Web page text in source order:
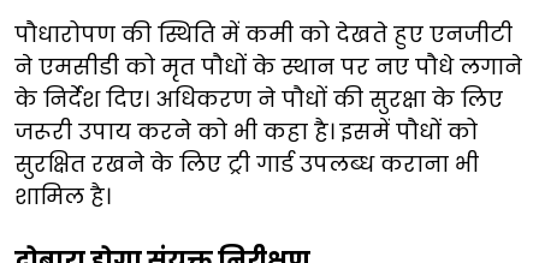
पौधारोपण की स्थिति में कमी को देखते हुए एनजीटी
ने एमसीडी को मृत पौधों के स्थान पर नए पौधे लगाने
के निर्देश दिए। अधिकरण ने पौधों की सुरक्षा के लिए
जरूरी उपाय करने को भी कहा है। इसमें पौधों को
सुरक्षित रखने के लिए ट्री गार्ड उपलब्ध कराना भी
शामिल है।